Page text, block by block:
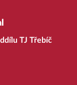
TJ Třebíč